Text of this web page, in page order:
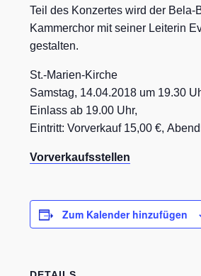
Teil des Konzertes wird der Bela-
Kammerchor mit seiner Leiterin
gestalten.
St.-Marien-Kirche
Samstag, 14.04.2018 um 19.30
Einlass ab 19.00 Uhr,
Eintritt: Vorverkauf 15,00 €,
Vorverkaufsstellen
Zum Kalender hinzufügen